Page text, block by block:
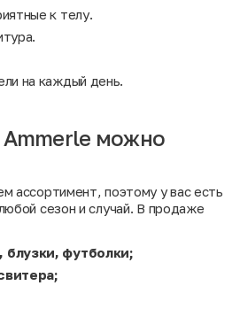
к телу.
на каждый день.
можно
ассортимент, поэтому у вас есть
сезон и случай. В продаже
футболки;